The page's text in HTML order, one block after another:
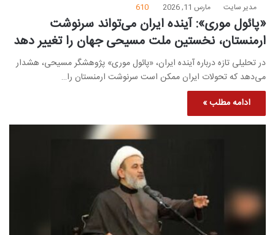
مدیر سایت مارس 11, 2026 610
«پائول موری»: آینده ایران می‌تواند سرنوشت
ارمنستان، نخستین ملت مسیحی جهان را تغییر دهد
در تحلیلی تازه درباره آینده ایران، «پائول موری» پژوهشگر مسیحی، هشدار
می‌دهد که تحولات ایران ممکن است سرنوشت ارمنستان را…
ادامه مطلب »